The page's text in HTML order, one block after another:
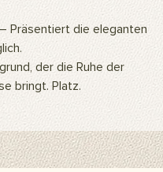
Präsentiert die eleganten
der die Ruhe der
bringt. Platz.